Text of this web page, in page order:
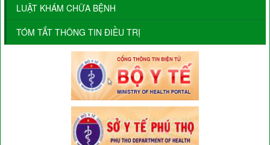
LUẬT KHÁM CHỮA BỆNH
TÓM TẮT THÔNG TIN ĐIỀU TRỊ